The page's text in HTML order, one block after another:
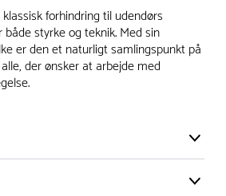
lager på ca. 6.000 kvadratmeter
produkter på hylderne til
er i Danmark normalt 1-3
og bestillingsvarer oplyses
vil kundeservice kontakte dig via e-
forhindring til udendørs
styrke og teknik. Med sin
er den et naturligt samlingspunkt på
der ønsker at arbejde med